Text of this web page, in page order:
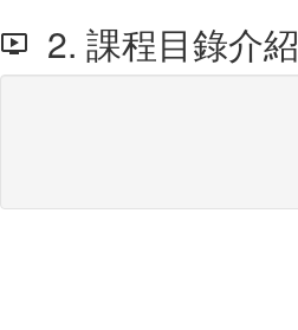
2. 課程目錄介紹